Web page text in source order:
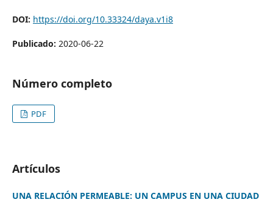
DOI: https://doi.org/10.33324/daya.v1i8
Publicado: 2020-06-22
Número completo
PDF
Artículos
UNA RELACIÓN PERMEABLE: UN CAMPUS EN UNA CIUDAD